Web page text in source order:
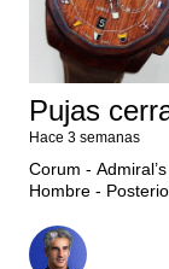
Pujas
Hace 3 semanas
Corum -
Hombre -